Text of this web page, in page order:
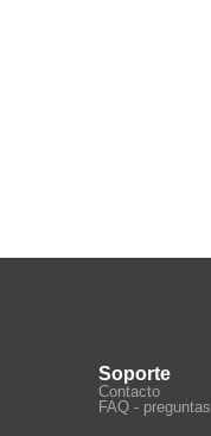
Soporte
Contacto
FAQ - preguntas